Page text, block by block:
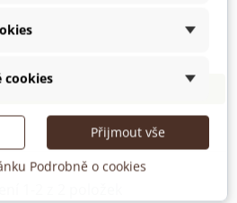
Vyberte variantu
cookies
Přijmout vše
Podrobně o cookies